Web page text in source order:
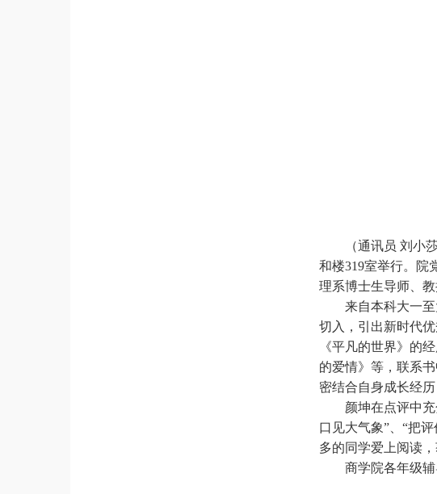
（通讯员 刘小
和楼319室举行。院
理系博士生导师、
来自本科大一
切入，引出新时代
《平凡的世界》的
的爱情》等，联系
密结合自身成长经
颜坤在点评中
口见大气象”、“把
多的同学爱上阅读，
商学院各年级